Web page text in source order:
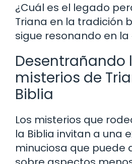
¿Cuál es el legado
Triana en la tradición
sigue resonando en
Desentrañando
misterios de
Biblia
Los misterios que
la Biblia invitan a una
minuciosa que puede